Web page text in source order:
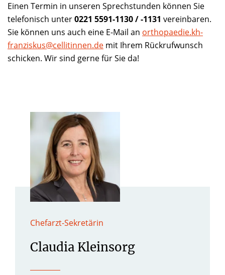
Einen Termin in unseren Sprechstunden können Sie
telefonisch unter0221 5591-1130 / -1131 vereinbaren.
Sie können uns auch eine E-Mail an orthopaedie.kh-
franziskus@cellitinnen.de mit Ihrem Rückrufwunsch
schicken. Wir sind gerne für Sie da!
Chefarzt-Sekretärin
Claudia Kleinsorg